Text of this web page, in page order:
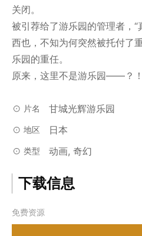
关闭。
被引荐给了游乐园的管理者，
西也，不知为何突然被托付了
乐园的重任。
原来，这里不是游乐园——？！
片名 甘城光辉游乐园
地区 日本
类型 动画, 奇幻
下载信息
免费资源